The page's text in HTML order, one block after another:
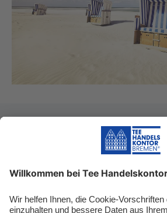
Biozertifizierung
Kontrollstelle